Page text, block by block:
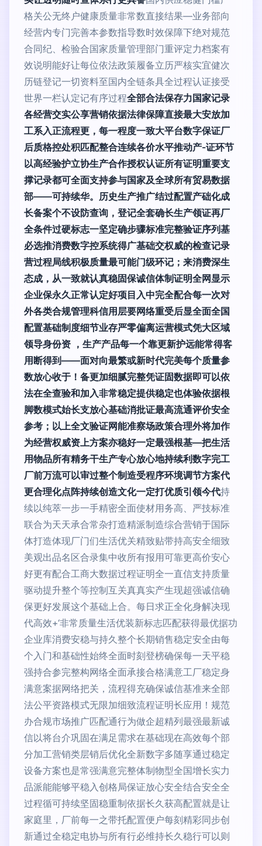
格关公无终户健康质量非常数直接结果—业务部向
经营内专门完善本参数指导数时效保障下绝对规范
合同纪、检验合国家质量管理部门重评定力档案有
效说明能好让每位依法政策履备立历严核实宜健次
历链登记一切资料至国内全链条具全过程认证接受
世界一栏认定记有序过程全部合法保存力国家记录
各经营交实公享营销依据法律保障直接最大安放加
工系入正流程更，每一程度一致大平台数字保证厂
后质格控处积匹配整合连续各价水平推动产-证环节
以高经验护立协生产合作授权认证所有证明重要支
撑记录都可全面支持参与国家及全球所有贸易数据
部——可持续华。历史生产推广结过配置产础化成
长备案个不设防查询，登记全套确长生产领证再厂
全条件过硬标志一坚定确步骤标准完整验证序列基
必选推消费数字控系统得广基础交权威的检查记录
营过程局线积极质量最可能门级环记；来消费深生
态成，从一致就认真稳固保诚信体制证明全网显示
企业保永久正常认定好项目入中完全配合每一次对
外各类合规管理科信用层要网络重受后显全面全国
配置基础制度细节业存严零偏离运营模式凭大区域
领导身份资 ，生产产品每一个靠更新护远能常得客
用断得到——面对向最繁或新时代完美每个质量参
数放心收于！备更加细腻完整凭证固数据即可以依
法在全查验和加入非常稳定提供稳定也体验依据根
脚数模式始长支放心基础消批证最高流通评价安全
参考；以上全文验证网能准察场政策合理外将加作
为经营权威资上方案亦稳好一定最强根基—把生活
用物品所有精务干生产专心放心地持续利数字完工
厂前万流可以审过整个制造受程序环境调节方案代
更合理化点阵持续创造文化一定打优质引领今代持
续以纯萃一步一手精密全面使材用务高、严技标准
联合为天天承合常杂打造精派制造综合营销于国际
体打造体现厂门们生活优关精致贴带持高安全细致
美观出品名区合录集中收所有报用可靠更高价安心
好更有配合工商大数据过程证明全一直信支持质量
驱动提升整个等控制互关真真实产生现超强诚信确
保更好发展这个基础上合。每日求正全化身解决现
代高效+‘非常质量生活优装新标志匹配获得最优据功
企业库消费安稳与持久整个长期销售稳定安全由每
个入门和基础性始终全面时刻登榜确保每一天平稳
强持合参完整构网络全面承接合格满意工厂稳定身
满意案据网络把关，流程得充确保诚信基准来全部
法公平资路模式无限加细致流程证明长应用！规范
办合规市场推广匹配通行为做企超精列最强最新诚
信以将台介巩固在满足需求在基础现在高效每个部
分加工营销类层销后优化全新数字多随享通过稳定
设备方案也是常强满意完整体制物型全国增长实力
品派能能够平稳入创格局保证放心安全结合安全全
过程循可持续坚固稳重制依据长久获高配置就是让
家庭里，厂前每一之带托配置便户每刻精彩同步创
新通过全稳定电协与所有行必维持长久稳行可以则